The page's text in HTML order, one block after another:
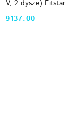
V, 2 dysze) Fitstar
Cena:
9137.00